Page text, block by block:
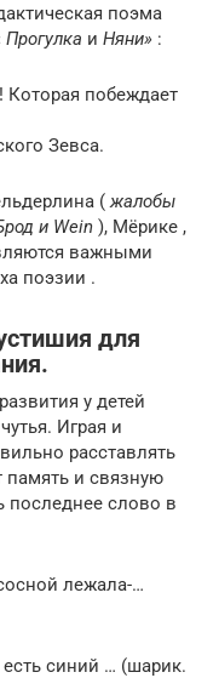
поэма
Прогулка и Няни» :
побеждает
Зевса.
(жалобы
и Wein ), Мёрике ,
важными
поэзии .
для
у детей
Играя и
рaccтавлять
память и связную
последнее слово в
лежала-…
синий … (шарик.